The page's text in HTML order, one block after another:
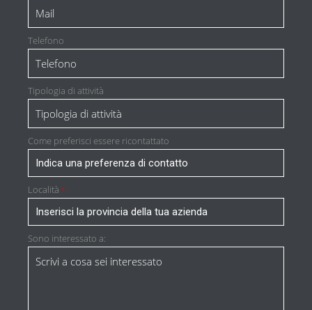
Telefono
Tipologia di attività
Come preferisci essere ricontattato
Località *
Sono interessato a: